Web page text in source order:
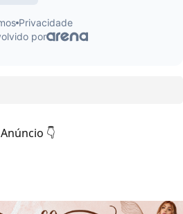
Anúncio 👇